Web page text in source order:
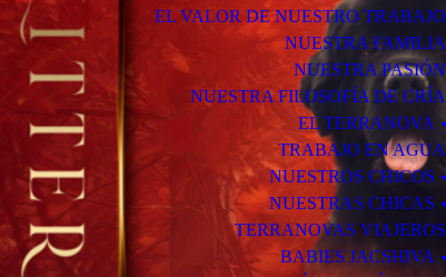
EL VALOR DE NUESTRO TRABAJO
NUESTRA FAMILIA
NUESTRA PASIÓN
NUESTRA FILOSOFÍA DE CRÍA
EL TERRANOVA
TRABAJO EN AGUA
NUESTROS CHICOS
NUESTRAS CHICAS
TERRANOVAS VIAJEROS
BABIES JACSHIVA